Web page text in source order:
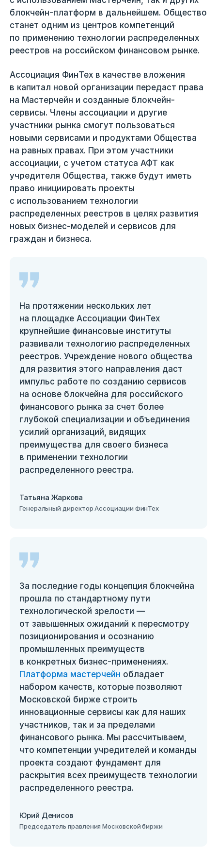
блокчейн-платформ в дальнейшем. Общество
станет одним из центров компетенций
по применению технологии распределенных
реестров на российском финансовом рынке.
Ассоциация ФинТех в качестве вложения
в капитал новой организации передаст права
на Мастерчейн и созданные блокчейн-
сервисы. Члены ассоциации и другие
участники рынка смогут пользоваться
новыми сервисами и продуктами Общества
на равных правах. При этом участники
ассоциации, с учетом статуса АФТ как
учредителя Общества, также будут иметь
право инициировать проекты
с использованием технологии
распределенных реестров в целях развития
новых бизнес-моделей и сервисов для
граждан и бизнеса.
На протяжении нескольких лет
на площадке Ассоциации ФинТех
крупнейшие финансовые институты
развивали технологию распределенных
реестров. Учреждение нового общества
для развития этого направления даст
импульс работе по созданию сервисов
на основе блокчейна для российского
финансового рынка за счет более
глубокой специализации и объединения
усилий организаций, видящих
преимущества для своего бизнеса
в применении технологии
распределенного реестра.
Татьяна Жаркова
Генеральный директор Ассоциации ФинТех
За последние годы концепция блокчейна
прошла по стандартному пути
технологической зрелости —
от завышенных ожиданий к пересмотру
позиционирования и осознанию
промышленных преимуществ
в конкретных бизнес-применениях.
Платформа мастерчейн обладает
набором качеств, которые позволяют
Московской бирже строить
инновационные сервисы как для наших
участников, так и за пределами
финансового рынка. Мы рассчитываем,
что компетенции учредителей и команды
проекта создают фундамент для
раскрытия всех преимуществ технологии
распределенного реестра.
Юрий Денисов
Председатель правления Московской биржи